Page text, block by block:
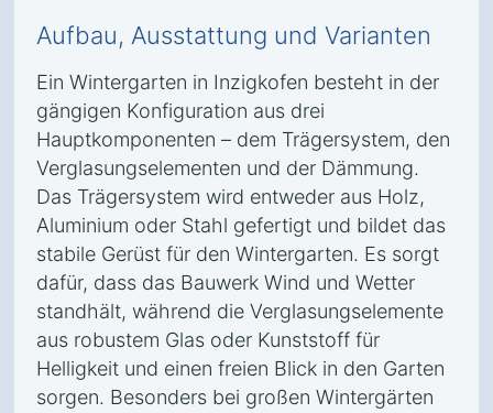
Aufbau, Ausstattung und Varianten
Ein Wintergarten in Inzigkofen besteht in der
gängigen Konfiguration aus drei
Hauptkomponenten – dem Trägersystem, den
Verglasungselementen und der Dämmung.
Das Trägersystem wird entweder aus Holz,
Aluminium oder Stahl gefertigt und bildet das
stabile Gerüst für den Wintergarten. Es sorgt
dafür, dass das Bauwerk Wind und Wetter
standhält, während die Verglasungselemente
aus robustem Glas oder Kunststoff für
Helligkeit und einen freien Blick in den Garten
sorgen. Besonders bei großen Wintergärten